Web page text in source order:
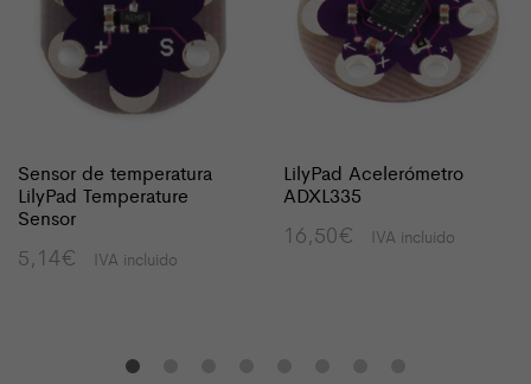
Sensor de temperatura
LilyPad Temperature
Sensor
5,14€ IVA incluido
LilyPad Acelerómetro
ADXL335
16,50€ IVA incluido